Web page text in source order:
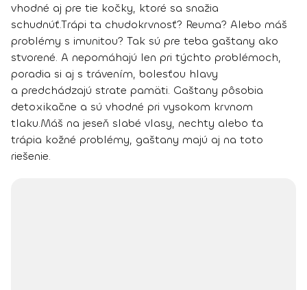
vhodné aj pre tie kočky, ktoré sa snažia
schudnúť.Trápi ta chudokrvnosť? Reuma? Alebo máš
problémy s imunitou? Tak sú pre teba gaštany ako
stvorené. A nepomáhajú len pri týchto problémoch,
poradia si aj s trávením, bolesťou hlavy
a predchádzajú strate pamäti. Gaštany pôsobia
detoxikačne a sú vhodné pri vysokom krvnom
tlaku.Máš na jeseň slabé vlasy, nechty alebo ťa
trápia kožné problémy, gaštany majú aj na toto
riešenie.